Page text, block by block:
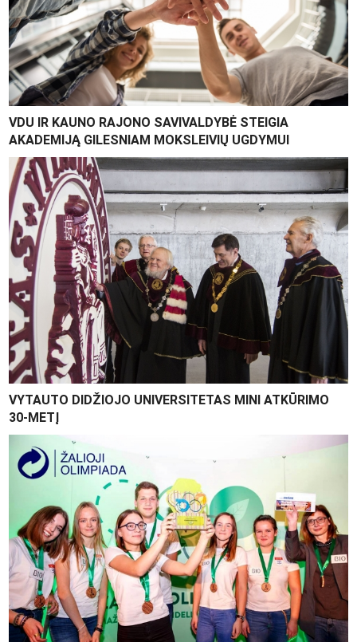
VDU IR KAUNO RAJONO SAVIVALDYBĖ STEIGIA
AKADEMIJĄ GILESNIAM MOKSLEIVIŲ UGDYMUI
VYTAUTO DIDŽIOJO UNIVERSITETAS MINI ATKŪRIMO
30-METĮ